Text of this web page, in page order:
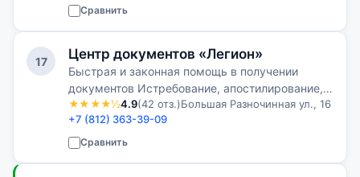
Сравнить
17 Центр документов «Легион»
Быстрая и законная помощь в получении
документов Истребование, апостилирование,
перевод и легализация документов России и
стран СНГ.
★★★★½4.9(42 отз.)Большая Разночинная ул., 16
+7 (812) 363-39-09
Сравнить